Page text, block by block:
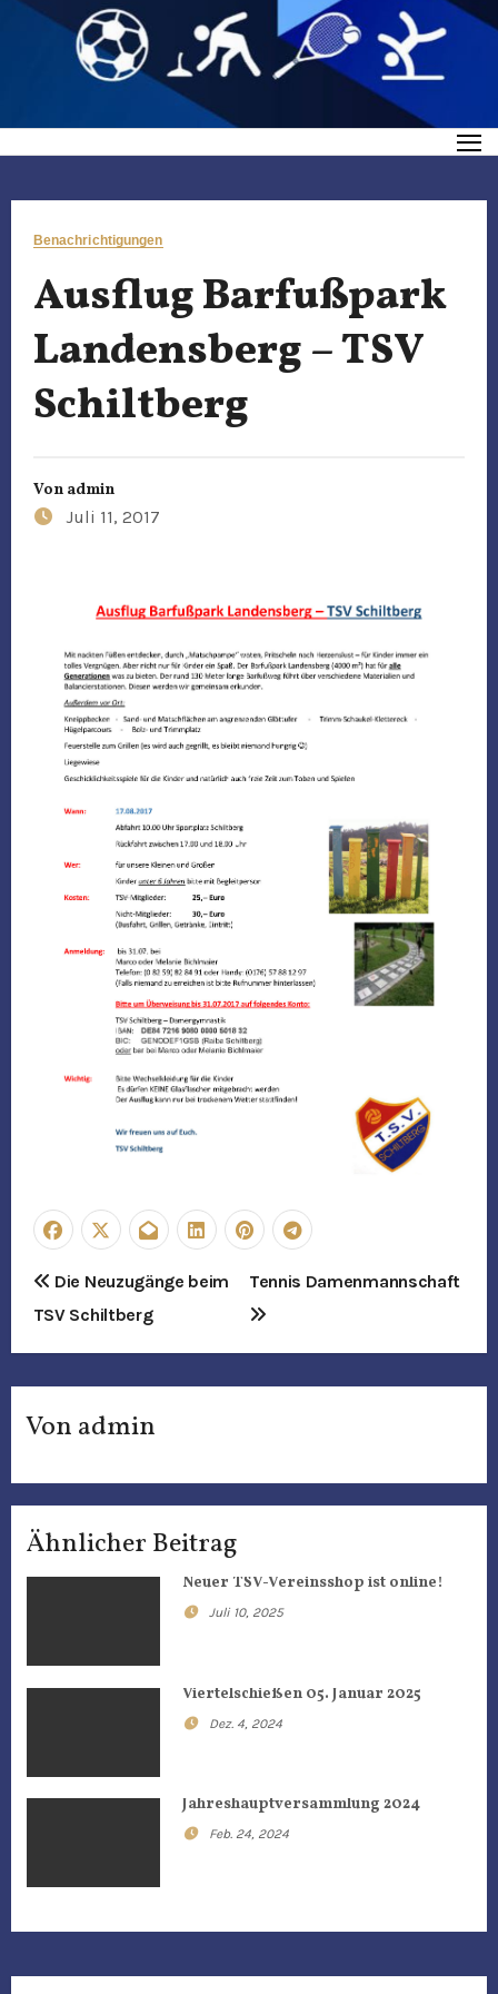
Benachrichtigungen
Ausflug Barfußpark
Landensberg – TSV
Schiltberg
Von admin
Juli 11, 2017
B
e
i
t
a
g
a
i
a
t
i
Die Neuzugänge beim
TSV Schiltberg
Tennis Damenmannschaft
Von admin
Ähnlicher Beitrag
Neuer TSV-Vereinsshop ist online!
Juli 10, 2025
Viertelschießen 05. Januar 2025
Dez. 4, 2024
Jahreshauptversammlung 2024
Feb. 24, 2024